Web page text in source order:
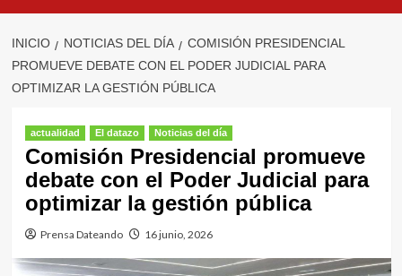
INICIO NOTICIAS DEL DÍA
COMISIÓN PRESIDENCIAL
PROMUEVE DEBATE CON EL PODER JUDICIAL PARA
OPTIMIZAR LA GESTIÓN PÚBLICA
actualidad El datazo Noticias del día
Comisión Presidencial promueve
debate con el Poder Judicial para
optimizar la gestión pública
Prensa Dateando 16 junio, 2026